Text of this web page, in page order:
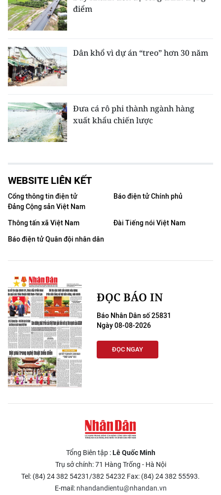
điểm
Dân khổ vì dự án “treo” hơn 30 năm
Đưa cá rô phi thành ngành hàng
xuất khẩu chiến lược
WEBSITE LIÊN KẾT
Cổng thông tin điện tử
Đảng Cộng sản Việt Nam
Báo điện tử Chính phủ
Thông tấn xã Việt Nam
Đài Tiếng nói Việt Nam
Báo điện tử Quân đội nhân dân
ĐỌC BÁO IN
Báo Nhân Dân số 25831
Ngày 08-08-2026
ĐỌC NGAY
Tổng Biên tập :Lê Quốc Minh
Trụ sở chính: 71 Hàng Trống - Hà Nội
Tel: (84) 24 382 54231/382 54232 Fax: (84) 24 382 55593.
E-mail: nhandandientu@nhandan.vn